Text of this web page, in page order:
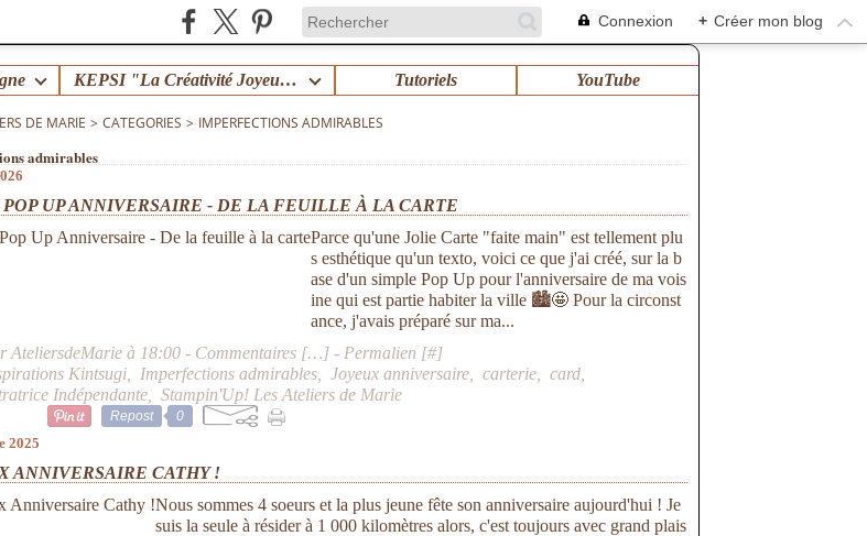
Connexion + Créer mon blog
KEPSI "La Créativité Joyeuse en Famille" ! Tutoriels YouTube
DE MARIE > CATEGORIES > IMPERFECTIONS ADMIRABLES
admirables
POP UP ANNIVERSAIRE - DE LA FEUILLE À LA CARTE
Parce qu'une Jolie Carte "faite main" est tellement plu
s esthétique qu'un texto, voici ce que j'ai créé, sur la b
ase d'un simple Pop Up pour l'anniversaire de ma vois
ine qui est partie habiter la ville 🏙️🤩 Pour la circonst
ance, j'avais préparé sur ma...
AteliersdeMarie à 18:00 - Commentaires […] - Permalien [#]
Kintsugi Imperfections admirables ,Joyeux anniversaire ,carterie ,card
Indépendante ,Stampin'Up! Les Ateliers de Marie
Repost 0
2025
ANNIVERSAIRE CATHY !
Nous sommes 4 soeurs et la plus jeune fête son anniversaire aujourd'hui ! Je
suis la seule à résider à 1 000 kilomètres alors, c'est toujours avec grand plais